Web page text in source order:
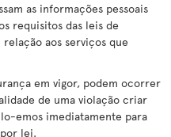
as informações pessoais
requisitos das leis de
aos serviços que
em vigor, podem ocorrer
de uma violação criar
emos imediatamente para
lei.